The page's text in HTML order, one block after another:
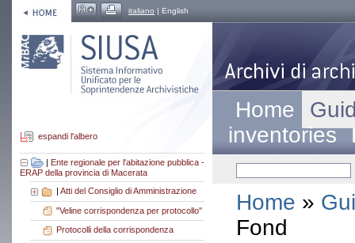
italiano | English
espandi l'albero
| Ente regionale per l'abitazione pubblica -
ERAP della provincia di Macerata
| Atti del Consiglio di Amministrazione
"Veline corrispondenza per protocollo"
Protocolli della corrispondenza
Home
inventories
Home »
Fond